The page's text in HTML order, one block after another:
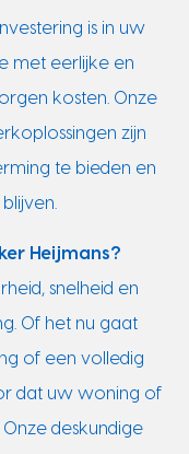
is in uw
met eerlijke en
kosten. Onze
zijn
te bieden en
Heijmans?
snelheid en
Of het nu gaat
of een volledig
dat uw woning of
deskundige